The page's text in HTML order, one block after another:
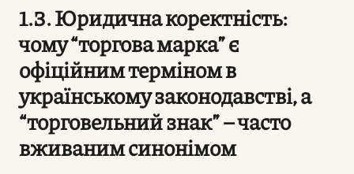
1.3. Юридична коректність:
чому “торгова марка” є
офіційним терміном в
українському законодавстві, а
“торговельний знак” – часто
вживаним синонімом